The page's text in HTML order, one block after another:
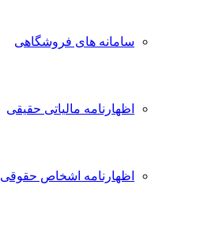
سامانه های فروشگاهی
اظهارنامه مالیاتی حقیقی
اظهارنامه اشخاص حقوقی